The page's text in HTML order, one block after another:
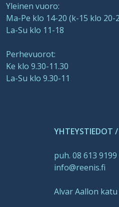
Yleinen vuoro:
Ma-Pe klo 14-20 (k-15 klo 20-
La-Su klo 11-18
Perhevuorot:
Ke klo 9.30-11.30
La-Su klo 9.30-11
YHTEYSTIEDOT
puh. 08 613 9199
info@reenis.fi
Alvar Aallon katu